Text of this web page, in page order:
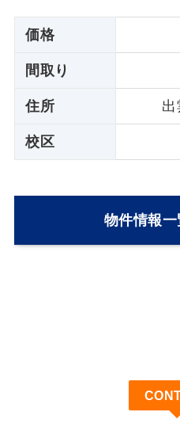
価格
間取り
住所 出
校区
物件情報